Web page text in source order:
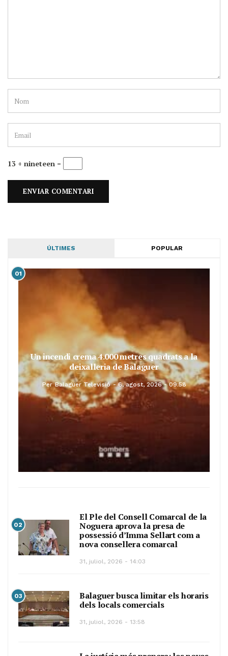
13 + nineteen =
ÚLTIMES POPULAR
01
Un incendi crema 4.000 metres quadrats a la
deixalleria de Balaguer
Per Balaguer Televisió 6, agost, 2026 - 09:58
02
El Ple del Consell Comarcal de la
Noguera aprova la presa de
possessió d’Imma Sellart com a
nova consellera comarcal
31, juliol, 2026 - 14:03
03
Balaguer busca limitar els horaris
dels locals comercials
31, juliol, 2026 - 13:58